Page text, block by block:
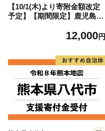
【10/1(木)より寄附金額改定
予定】【期間限定】鹿児島県
12,000円